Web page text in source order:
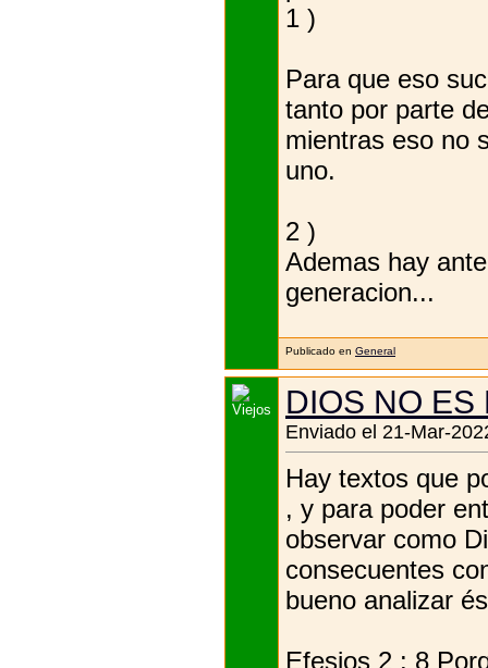
1 )
Para que eso
tanto por parte
mientras eso no
uno.
2 )
Ademas hay
generacion...
Publicado en General
DIOS NO ES
Enviado el 21-Mar-
Hay textos que
, y para poder
observar como
consecuentes
bueno analizar
Efesios 2 : 8